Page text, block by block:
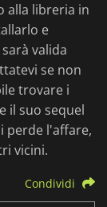
alla libreria in
e
valida
se non
trovare i
e il suo sequel
perde l'affare,
vicini.
Condividi